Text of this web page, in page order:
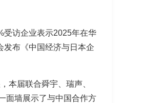
受访企业表示2025年在华
发布《中国经济与日本企
本届联合舜宇、瑞声、
面墙展示了与中国合作方